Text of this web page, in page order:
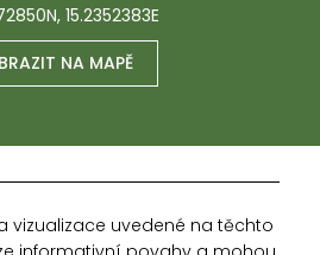
15.2352383E
NA MAPĚ
vizualizace uvedené na těchto